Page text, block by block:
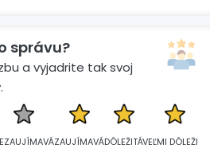
správu?
a vyjadrite tak svoj
ZAUJÍMAVÁDÔLEŽITÁVEĽMI DÔLEŽITÁ